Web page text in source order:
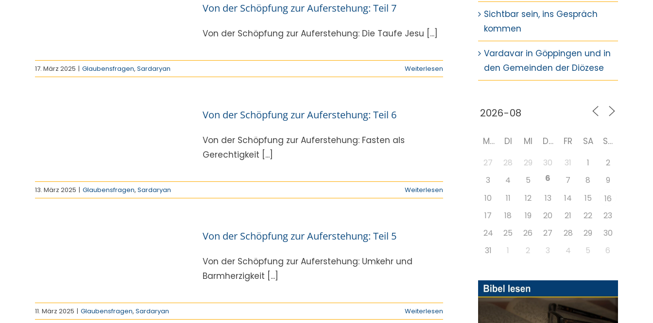
Von der Schöpfung zur Auferstehung: Teil 7
Von der Schöpfung zur Auferstehung: Die Taufe Jesu [...]
17. März 2025 | Glaubensfragen, Sardaryan Weiterlesen
Von der Schöpfung zur Auferstehung: Teil 6
Von der Schöpfung zur Auferstehung: Fasten als
Gerechtigkeit [...]
13. März 2025 | Glaubensfragen, Sardaryan Weiterlesen
Von der Schöpfung zur Auferstehung: Teil 5
Von der Schöpfung zur Auferstehung: Umkehr und
Barmherzigkeit [...]
11. März 2025 | Glaubensfragen, Sardaryan Weiterlesen
Sichtbar sein, ins Gespräch
kommen
Vardavar in Göppingen und in
den Gemeinden der Diözese
MO DI MI DO FR SA SO
27 28 29 30 31 1
2
3
4 5 6 7 8
9
10
11 12 13 14 15
16
17
18 19 20 21 22
23
24
25 26 27 28 29
30
31
1 2 3 4 5 6